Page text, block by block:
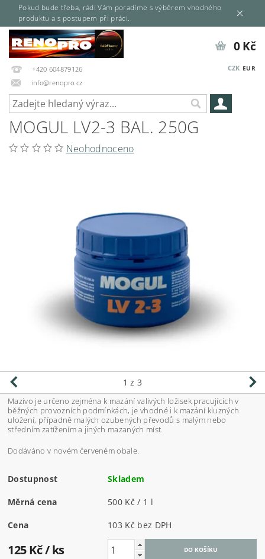
Pokud bude třeba, rádi Vám poradíme s výběrem vhodného
produktu a s postupem při práci.
+420 604879126
info@renopro.cz
CZK EUR
0 Kč
MOGUL LV2-3 BAL. 250G
Neohodnoceno
1 z 3
Mazivo je určeno zejména k mazání valivých ložisek pracujících v
běžných provozních podmínkách, je vhodné i k mazání kluzných
uložení, případně malých ozubených převodů s malým nebo
středním zatížením a jiných mazaných míst.
Dodáváno v novém červeném obale.
Dostupnost Skladem
Měrná cena 500 Kč / 1 l
Cena 103 Kč bez DPH
125 Kč/ ks